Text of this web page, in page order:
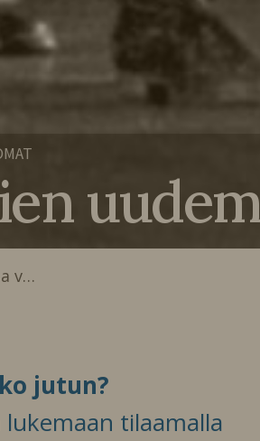
v…
jutun?
tilaamalla